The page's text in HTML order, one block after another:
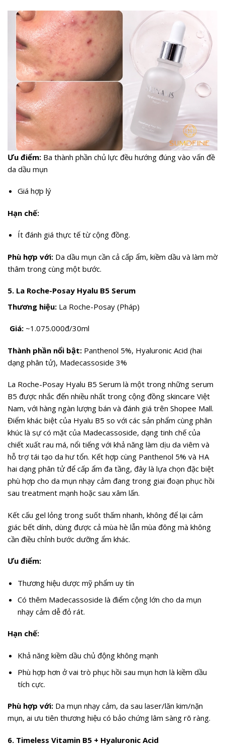
Ưu điểm: Ba thành phần chủ lực đều hướng đúng vào vấn đề
da dầu mụn
Giá hợp lý
Hạn chế:
Ít đánh giá thực tế từ cộng đồng.
Phù hợp với: Da dầu mụn cần cả cấp ẩm, kiềm dầu và làm mờ
thâm trong cùng một bước.
5. La Roche-Posay Hyalu B5 Serum
Thương hiệu: La Roche-Posay (Pháp)
Giá: ~1.075.000đ/30ml
Thành phần nổi bật: Panthenol 5%, Hyaluronic Acid (hai
dạng phân tử), Madecassoside 3%
La Roche-Posay Hyalu B5 Serum là một trong những serum
B5 được nhắc đến nhiều nhất trong cộng đồng skincare Việt
Nam, với hàng ngàn lượng bán và đánh giá trên Shopee Mall.
Điểm khác biệt của Hyalu B5 so với các sản phẩm cùng phân
khúc là sự có mặt của Madecassoside, dạng tinh chế của
chiết xuất rau má, nổi tiếng với khả năng làm dịu da viêm và
hỗ trợ tái tạo da hư tổn. Kết hợp cùng Panthenol 5% và HA
hai dạng phân tử để cấp ẩm đa tầng, đây là lựa chọn đặc biệt
phù hợp cho da mụn nhạy cảm đang trong giai đoạn phục hồi
sau treatment mạnh hoặc sau xâm lấn.
Kết cấu gel lỏng trong suốt thấm nhanh, không để lại cảm
giác bết dính, dùng được cả mùa hè lẫn mùa đông mà không
cần điều chỉnh bước dưỡng ẩm khác.
Ưu điểm:
Thương hiệu dược mỹ phẩm uy tín
Có thêm Madecassoside là điểm cộng lớn cho da mụn
nhạy cảm dễ đỏ rát.
Hạn chế:
Khả năng kiềm dầu chủ động không mạnh
Phù hợp hơn ở vai trò phục hồi sau mụn hơn là kiềm dầu
tích cực.
Phù hợp với: Da mụn nhạy cảm, da sau laser/lăn kim/nặn
mụn, ai ưu tiên thương hiệu có bảo chứng lâm sàng rõ ràng.
6. Timeless Vitamin B5 + Hyaluronic Acid